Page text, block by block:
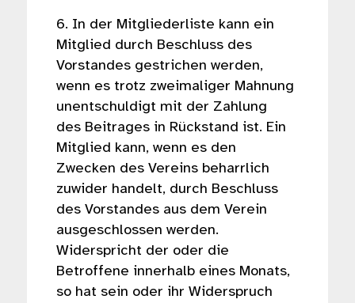
6. In der Mitgliederliste kann ein
Mitglied durch Beschluss des
Vorstandes gestrichen werden,
wenn es trotz zweimaliger Mahnung
unentschuldigt mit der Zahlung
des Beitrages in Rückstand ist. Ein
Mitglied kann, wenn es den
Zwecken des Vereins beharrlich
zuwider handelt, durch Beschluss
des Vorstandes aus dem Verein
ausgeschlossen werden.
Widerspricht der oder die
Betroffene innerhalb eines Monats,
so hat sein oder ihr Widerspruch